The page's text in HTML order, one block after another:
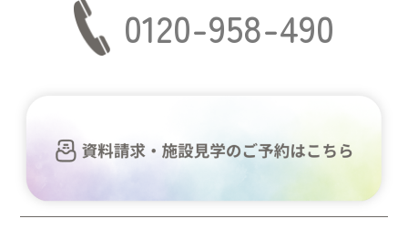
0120-958-490